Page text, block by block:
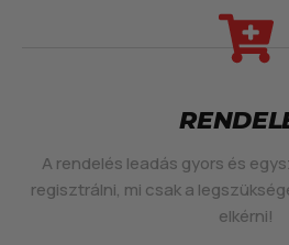
A rendelés leadás gyors és
regisztrálni, mi csak a
elkérni!